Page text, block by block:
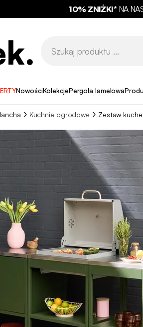
10% ZNIŻKI*NA
NowościKolekcjePergola lamelowa
Kuchnie ogrodowe Zestaw